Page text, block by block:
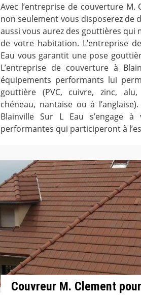
Avec l’entreprise de couverture M.
non seulement vous disposerez de
aussi vous aurez des gouttières qui
de votre habitation. L’entreprise
Eau vous garantit une pose
L’entreprise de couverture à
équipements performants lui
gouttière (PVC, cuivre, zinc,
chéneau, nantaise ou à
Blainville Sur L Eau s’engage
performantes qui participeront à
Couvreur M. Clement